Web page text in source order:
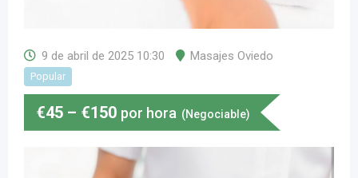
9 de abril de 2025 10:30 Masajes Oviedo
Popular
€45 – €150 por hora (Negociable)